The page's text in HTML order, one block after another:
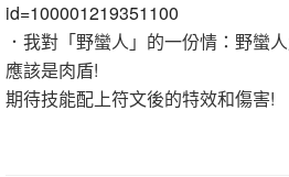
id=100001219351100
．我對「野蠻人」的一份情：野蠻
應該是肉盾!
期待技能配上符文後的特效和傷害!